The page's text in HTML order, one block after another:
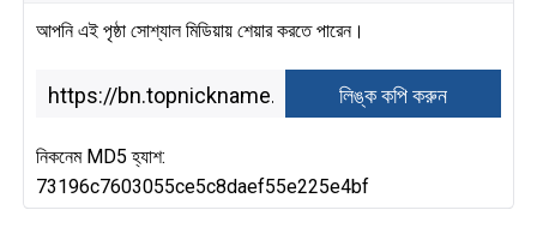
আপনি এই পৃষ্ঠা সোশ্যাল মিডিয়ায় শেয়ার করতে পারেন।
নিকনেম MD5 হ্যাশ:
73196c7603055ce5c8daef55e225e4bf